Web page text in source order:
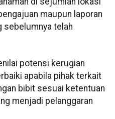
maupun laporan
sebelumnya telah
potensi kerugian
apabila pihak terkait
bibit sesuai ketentuan
menjadi pelanggaran